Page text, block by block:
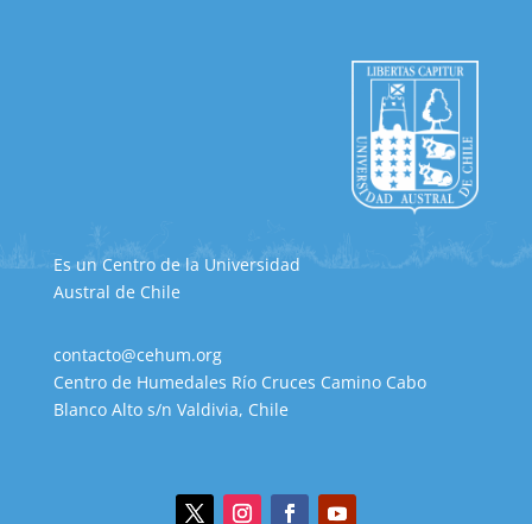
Es un Centro de la Universidad
Austral de Chile
contacto@cehum.org
Centro de Humedales Río Cruces Camino Cabo
Blanco Alto s/n Valdivia, Chile